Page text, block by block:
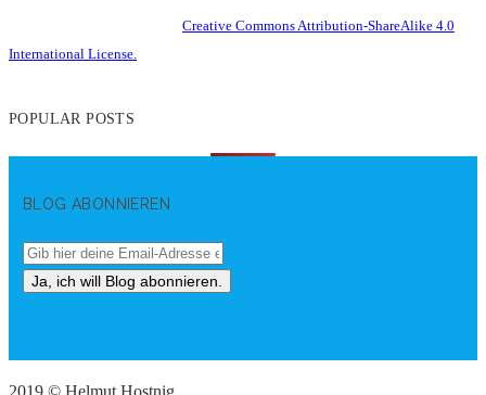
Creative Commons Attribution-ShareAlike 4.0
International License.
POPULAR POSTS
BLOG ABONNIEREN
2019 © Helmut Hostnig